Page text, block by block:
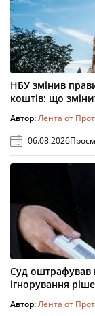
НБУ змінив
коштів: що
Автор:Лента от
06.08.2026
Суд оштрафував
ігнорування
Автор:Лента от